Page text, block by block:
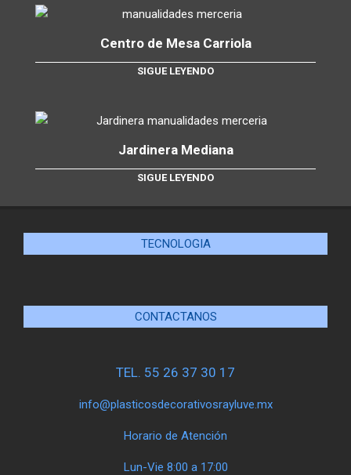
Centro de Mesa Carriola
SIGUE LEYENDO
Jardinera Mediana
SIGUE LEYENDO
TECNOLOGIA
CONTACTANOS
TEL. 55 26 37 30 17
info@plasticosdecorativosrayluve.mx
Horario de Atención
Lun-Vie 8:00 a 17:00